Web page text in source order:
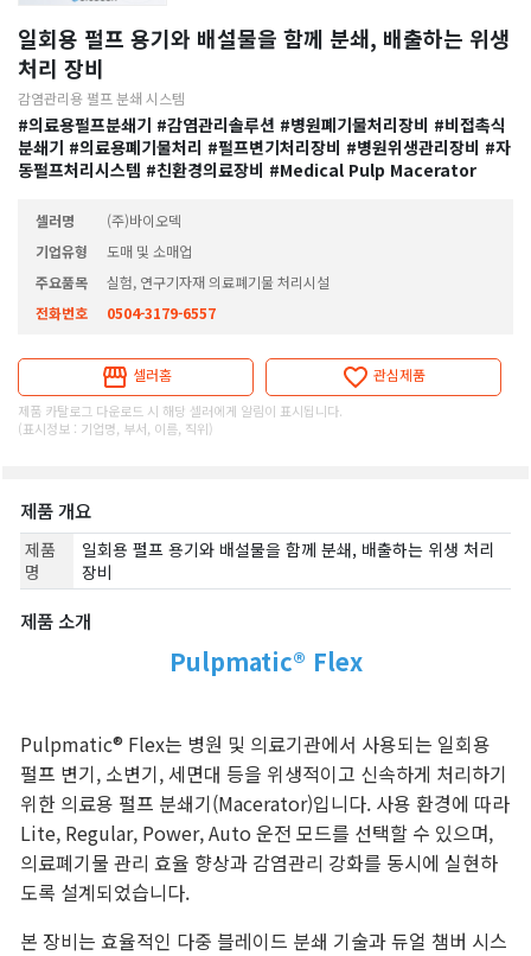
일회용 펄프 용기와 배설물을 함께 분쇄, 배출하는 위생
처리 장비
감염관리용 펄프 분쇄 시스템
#의료용펄프분쇄기 #감염관리솔루션 #병원폐기물처리장비 #비접촉식
분쇄기 #의료용폐기물처리 #펄프변기처리장비 #병원위생관리장비 #자
동펄프처리시스템 #친환경의료장비 #Medical Pulp Macerator
셀러명
(주)바이오덱
기업유형
도매 및 소매업
주요품목
실험, 연구기자재 의료폐기물 처리시설
전화번호
0504-3179-6557
셀러홈 관심제품
제품 카탈로그 다운로드 시 해당 셀러에게 알림이 표시됩니다.
(표시정보 : 기업명, 부서, 이름, 직위)
제품 개요
제품
명
일회용 펄프 용기와 배설물을 함께 분쇄, 배출하는 위생 처리
장비
제품 소개